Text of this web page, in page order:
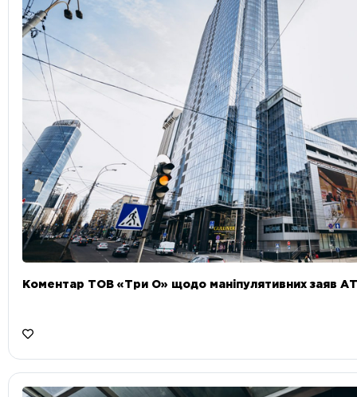
Коментар ТОВ «Три О» щодо маніпулятивних заяв